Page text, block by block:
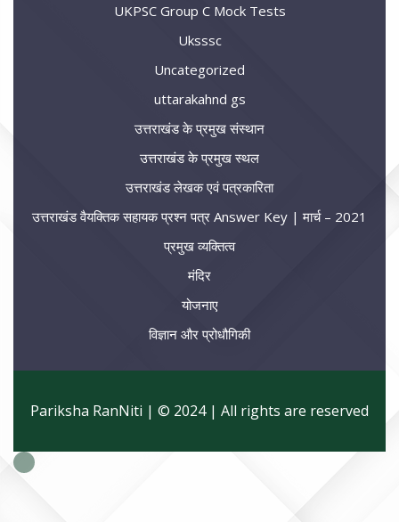
UKPSC Group C Mock Tests
Uksssc
Uncategorized
uttarakahnd gs
उत्तराखंड के प्रमुख संस्थान
उत्तराखंड के प्रमुख स्थल
उत्तराखंड लेखक एवं पत्रकारिता
उत्तराखंड वैयक्तिक सहायक प्रश्न पत्र Answer Key | मार्च – 2021
प्रमुख व्यक्तित्व
मंदिर
योजनाए
विज्ञान और प्रोधौगिकी
Pariksha RanNiti | © 2024 | All rights are reserved